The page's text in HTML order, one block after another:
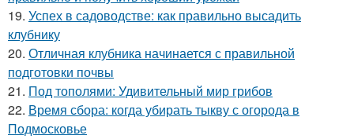
19. Успех в садоводстве: как правильно высадить
клубнику
20. Отличная клубника начинается с правильной
подготовки почвы
21. Под тополями: Удивительный мир грибов
22. Время сбора: когда убирать тыкву с огорода в
Подмосковье